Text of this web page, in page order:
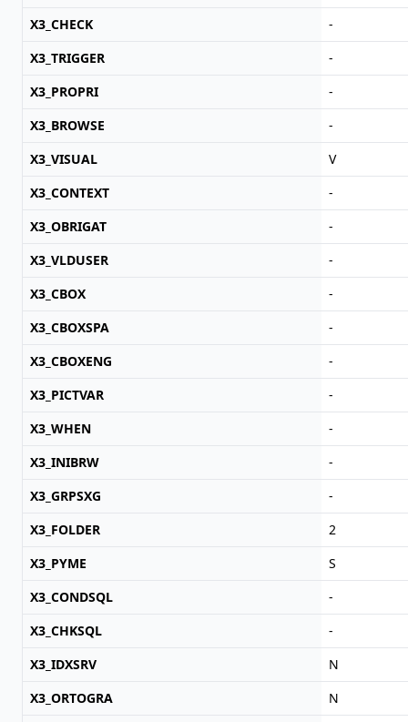
X3_CHECK
-
X3_TRIGGER
-
X3_PROPRI
-
X3_BROWSE
-
X3_VISUAL
V
X3_CONTEXT
-
X3_OBRIGAT
-
X3_VLDUSER
-
X3_CBOX
-
X3_CBOXSPA
-
X3_CBOXENG
-
X3_PICTVAR
-
X3_WHEN
-
X3_INIBRW
-
X3_GRPSXG
-
X3_FOLDER
2
X3_PYME
S
X3_CONDSQL
-
X3_CHKSQL
-
X3_IDXSRV
N
X3_ORTOGRA
N